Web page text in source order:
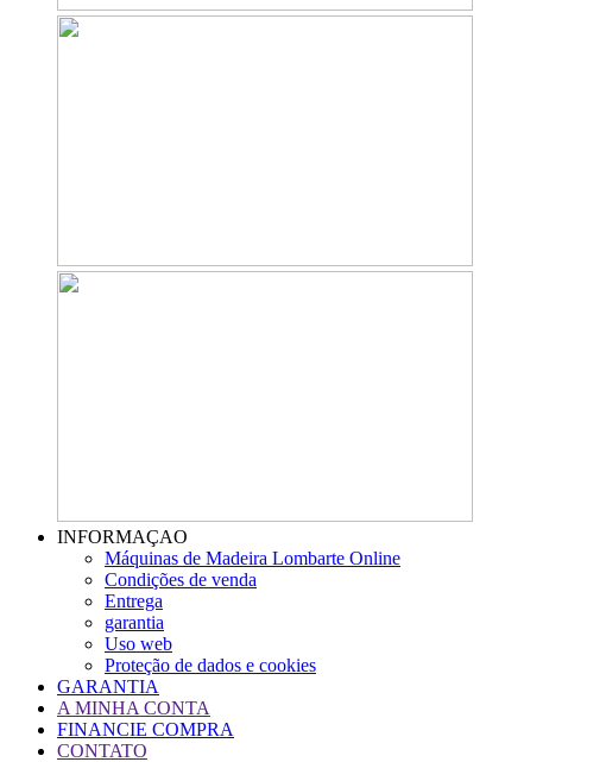
INFORMAÇAO
Máquinas de Madeira Lombarte Online
Condições de venda
Entrega
garantia
Uso web
Proteção de dados e cookies
GARANTIA
A MINHA CONTA
FINANCIE COMPRA
CONTATO